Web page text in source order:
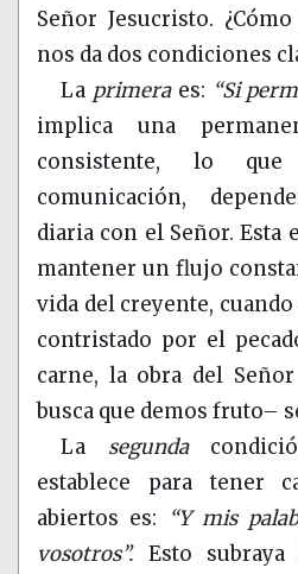
Señor Jesucristo.
nos da dos condiciones
La primeraes: “Si
implica una
consistente, lo
comunicación,
diaria con el Señor. Esta
mantener un flujo
vida del creyente,
contristado por el
carne, la obra del
busca que demos fruto–
La segunda
establece para tener
abiertos es:
“Y mis
vosotros”.Esto subraya